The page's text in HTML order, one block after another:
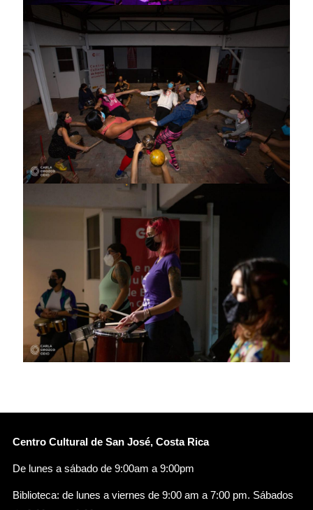
Centro Cultural de San José, Costa Rica
De lunes a sábado de 9:00am a 9:00pm
Biblioteca: de lunes a viernes de 9:00 am a 7:00 pm. Sábados